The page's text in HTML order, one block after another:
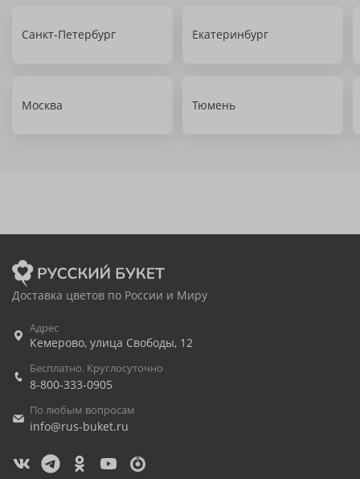
Санкт-Петербург Екатеринбург
Москва Тюмень
Доставка цветов по России и Миру
Адрес
Кемерово, улица Свободы, 12
Бесплатно. Круглосуточно
8-800-333-0905
По любым вопросам
info@rus-buket.ru